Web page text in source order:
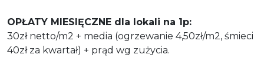
OPŁATY MIESIĘCZNE dla lokali na 1p:
30zł netto/m2 + media (ogrzewanie 4,50zł/m2, śmieci
40zł za kwartał) + prąd wg zużycia.